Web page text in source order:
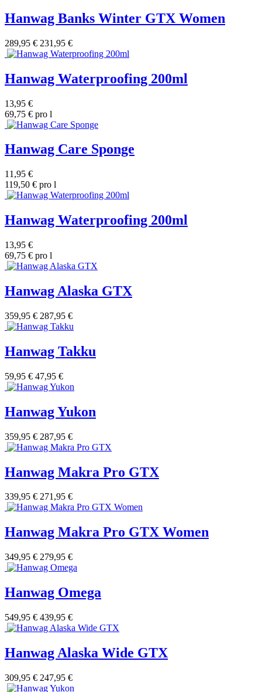
Hanwag Banks Winter GTX Women
289,95 € 231,95 €
Hanwag Waterproofing 200ml
13,95 €
69,75 € pro l
Hanwag Care Sponge
11,95 €
119,50 € pro l
Hanwag Waterproofing 200ml
13,95 €
69,75 € pro l
Hanwag Alaska GTX
359,95 € 287,95 €
Hanwag Takku
59,95 € 47,95 €
Hanwag Yukon
359,95 € 287,95 €
Hanwag Makra Pro GTX
339,95 € 271,95 €
Hanwag Makra Pro GTX Women
349,95 € 279,95 €
Hanwag Omega
549,95 € 439,95 €
Hanwag Alaska Wide GTX
309,95 € 247,95 €